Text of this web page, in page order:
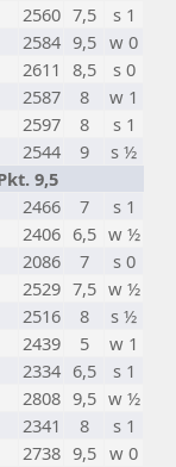
2560 7,5
s 1
2584 9,5 w 0
2611 8,5
s 0
2587 8
w 1
2597 8
s 1
2544 9
s ½
9,5
2466 7
s 1
2406 6,5 w ½
2086 7
s 0
2529 7,5 w ½
2516 8
s ½
2439 5
w 1
2334 6,5
s 1
2808 9,5 w ½
2341 8
s 1
2738 9,5 w 0